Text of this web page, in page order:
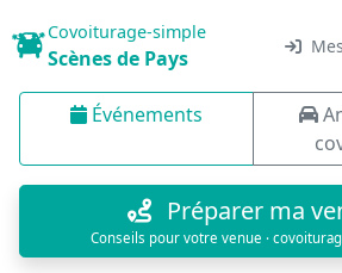
Covoiturage-simple
Scènes de Pays
Événements
Préparer ma
Conseils pour votre venue ·